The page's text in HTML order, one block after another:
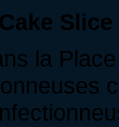
Slice
la